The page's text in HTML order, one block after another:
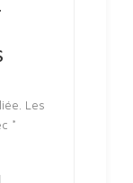
Les
*